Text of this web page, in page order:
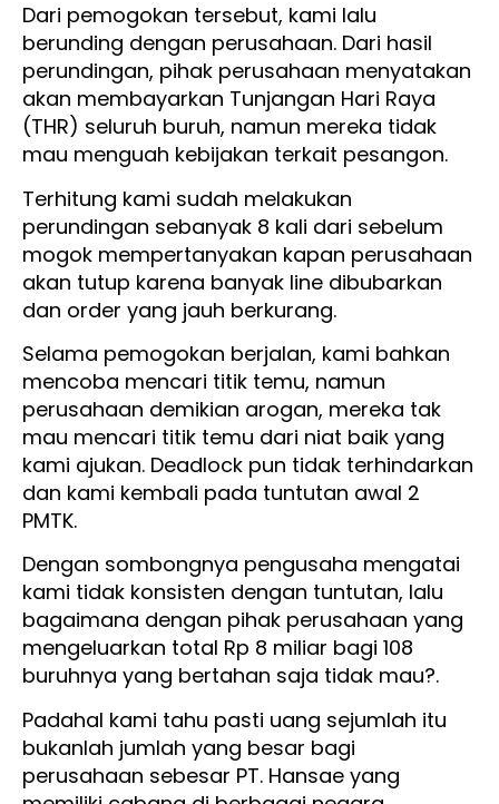
Dari pemogokan tersebut, kami lalu
berunding dengan perusahaan. Dari hasil
perundingan, pihak perusahaan menyatakan
akan membayarkan Tunjangan Hari Raya
(THR) seluruh buruh, namun mereka tidak
mau menguah kebijakan terkait pesangon.
Terhitung kami sudah melakukan
perundingan sebanyak 8 kali dari sebelum
mogok mempertanyakan kapan perusahaan
akan tutup karena banyak line dibubarkan
dan order yang jauh berkurang.
Selama pemogokan berjalan, kami bahkan
mencoba mencari titik temu, namun
perusahaan demikian arogan, mereka tak
mau mencari titik temu dari niat baik yang
kami ajukan. Deadlock pun tidak terhindarkan
dan kami kembali pada tuntutan awal 2
PMTK.
Dengan sombongnya pengusaha mengatai
kami tidak konsisten dengan tuntutan, lalu
bagaimana dengan pihak perusahaan yang
mengeluarkan total Rp 8 miliar bagi 108
buruhnya yang bertahan saja tidak mau?.
Padahal kami tahu pasti uang sejumlah itu
bukanlah jumlah yang besar bagi
perusahaan sebesar PT. Hansae yang